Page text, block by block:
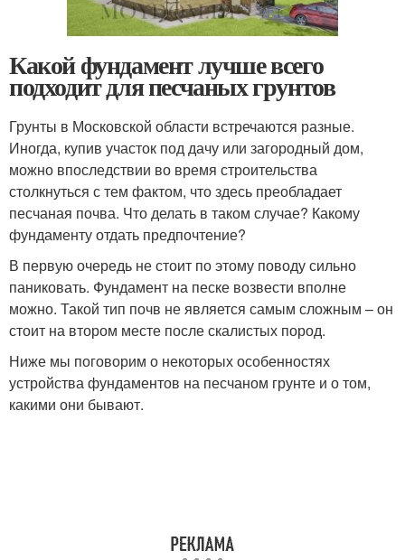
Какой фундамент лучше всего
подходит для песчаных грунтов
Грунты в Московской области встречаются разные.
Иногда, купив участок под дачу или загородный дом,
можно впоследствии во время строительства
столкнуться с тем фактом, что здесь преобладает
песчаная почва. Что делать в таком случае? Какому
фундаменту отдать предпочтение?
В первую очередь не стоит по этому поводу сильно
паниковать. Фундамент на песке возвести вполне
можно. Такой тип почв не является самым сложным – он
стоит на втором месте после скалистых пород.
Ниже мы поговорим о некоторых особенностях
устройства фундаментов на песчаном грунте и о том,
какими они бывают.